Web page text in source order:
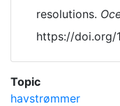
resolutions.
https://doi.org/
Topic
havstrømmer